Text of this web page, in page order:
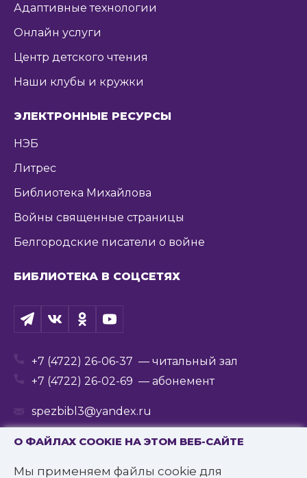
О ФАЙЛАХ COOKIE НА ЭТОМ ВЕБ-САЙТЕ
Мы применяем файлы cookie для
Адаптивные технологии
Онлайн услуги
Центр детского чтения
Наши клубы и кружки
ЭЛЕКТРОННЫЕ РЕСУРСЫ
НЭБ
Литрес
Библиотека Михайлова
Войны священные страницы
Белгородские писатели о войне
БИБЛИОТЕКА В СОЦСЕТЯХ
+7 (4722) 26-06-37 — читальный зал
+7 (4722) 26-02-69 — абонемент
spezbibl3@yandex.ru